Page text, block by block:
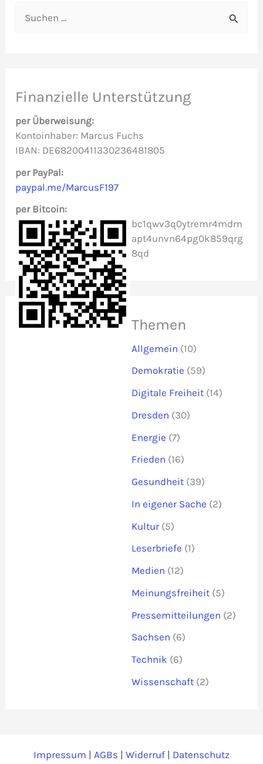
e
n
a
c
h
:
Finanzielle Unterstützung
per Überweisung:
Kontoinhaber: Marcus Fuchs
IBAN: DE68200411330236481805
per PayPal:
paypal.me/MarcusF197
per Bitcoin:
bc1qwv3q0ytremr4mdm
apt4unvn64pg0k859qrg
8qd
Themen
Allgemein (10)
Demokratie (59)
Digitale Freiheit (14)
Dresden (30)
Energie (7)
Frieden (16)
Gesundheit (39)
In eigener Sache (2)
Kultur (5)
Leserbriefe (1)
Medien (12)
Meinungsfreiheit (5)
Pressemitteilungen (2)
Sachsen (6)
Technik (6)
Wissenschaft (2)
Impressum | AGBs | Widerruf | Datenschutz